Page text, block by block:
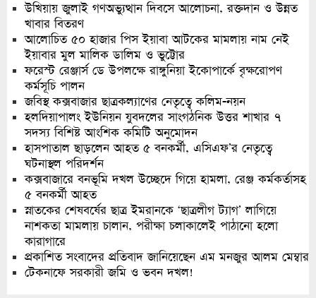
উখিয়ায় জুলাই গণঅভ্যুত্থান দিবসে আলোচনা, রক্তদান ও উন্নত
খাবার বিতরণ
আলোচিত ৫০ হাজার পিস ইয়াবা আটকের মামলায় নাম নেই
ইয়াবার মুল মালিক ডালিম ও ভুট্টোর
ফরেস্ট রেঞ্জার্স ডে উপলক্ষে রাঙ্গুনিয়া ইকোপার্কে বৃক্ষরোপণ
কর্মসূচি পালন
জবিস্থ কক্সবাজার ছাত্রকল্যাণের নেতৃত্বে কলিম-নয়ন
হলদিয়াপালং ইউনিয়ন যুবদলের সাংগঠনিক উত্তর শাখার ৭
সদস্য বিশিষ্ট আংশিক কমিটি অনুমোদন
হাসপাতাল ছাড়লেন আহত ৫ বনকর্মী, এসিএফ’র নেতৃত্বে
ঘটনাস্থল পরিদর্শন
কক্সবাজারে বনভূমি দখল উচ্ছেদে গিয়ে হামলা, রেঞ্জ কর্মকর্তাসহ
৫ বনকর্মী আহত
স্নাতকের শেষবর্ষের ছাত্র ইমরানকে ‘ছাত্রলীগ ট্যাগ’ লাগিয়ে
নাশকতা মামলায় চালান, পরীক্ষা চলাকালেই পাঠানো হলো
কারাগারে
প্রকাশিত সংবাদের প্রতিবাদ জানিয়েছেন এম মনজুর আলম মেম্বার
টেকনাফে সরকারী জমি ও ভবন দখল!